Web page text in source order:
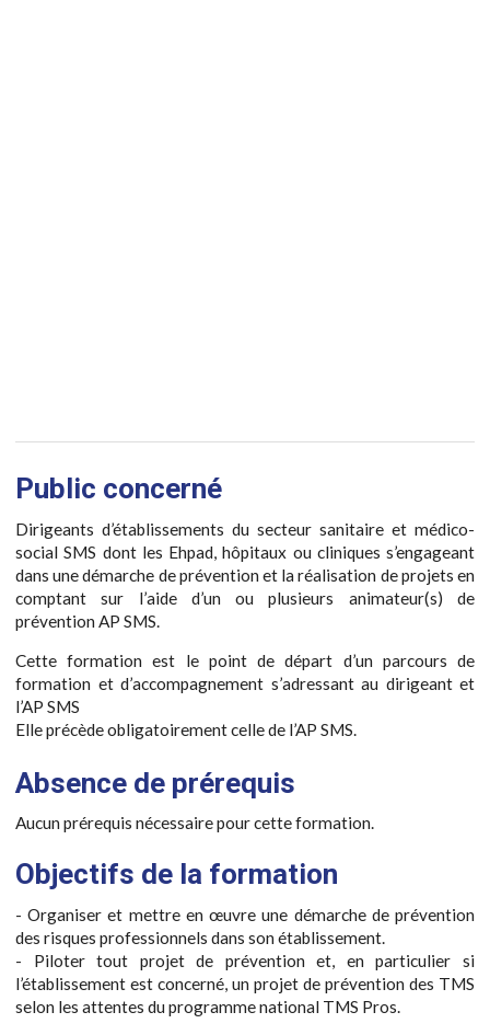
Public concerné
Dirigeants d’établissements du secteur sanitaire et médico-
social SMS dont les Ehpad, hôpitaux ou cliniques s’engageant
dans une démarche de prévention et la réalisation de projets en
comptant sur l’aide d’un ou plusieurs animateur(s) de
prévention AP SMS.
Cette formation est le point de départ d’un parcours de
formation et d’accompagnement s’adressant au dirigeant et
l’AP SMS
Elle précède obligatoirement celle de l’AP SMS.
Absence de prérequis
Aucun prérequis nécessaire pour cette formation.
Objectifs de la formation
- Organiser et mettre en œuvre une démarche de prévention
des risques professionnels dans son établissement.
- Piloter tout projet de prévention et, en particulier si
l’établissement est concerné, un projet de prévention des TMS
selon les attentes du programme national TMS Pros.